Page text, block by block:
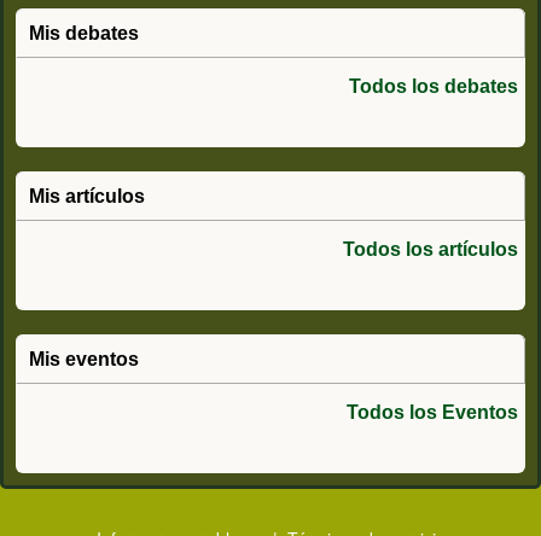
Mis debates
Todos los debates
Mis artículos
Todos los artículos
Mis eventos
Todos los Eventos